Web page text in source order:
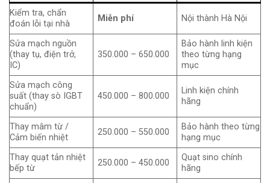
Kiểm tra, chẩn
đoán lỗi tại nhà
Miễn phí Nội thành Hà Nội
Sửa mạch nguồn
(thay tụ, điện trở,
IC)
350.000 – 650.000
Bảo hành linh kiện
theo từng hạng
mục
Sửa mạch công
suất (thay sò IGBT
chuẩn)
450.000 – 800.000
Linh kiện chính
hãng
Thay mâm từ /
Cảm biến nhiệt
250.000 – 550.000
Bảo hành theo từng
hạng mục
Thay quạt tản nhiệt
bếp từ
250.000 – 450.000
Quạt sino chính
hãng